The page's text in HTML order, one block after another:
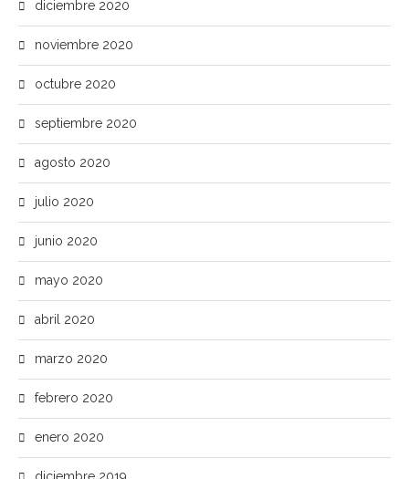
diciembre 2020
noviembre 2020
octubre 2020
septiembre 2020
agosto 2020
julio 2020
junio 2020
mayo 2020
abril 2020
marzo 2020
febrero 2020
enero 2020